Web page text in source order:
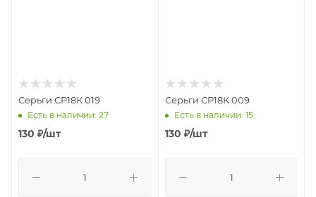
Серьги СР18К 019
Есть в наличии: 27
130 ₽/шт
Серьги СР18К 009
Есть в наличии: 15
130 ₽/шт